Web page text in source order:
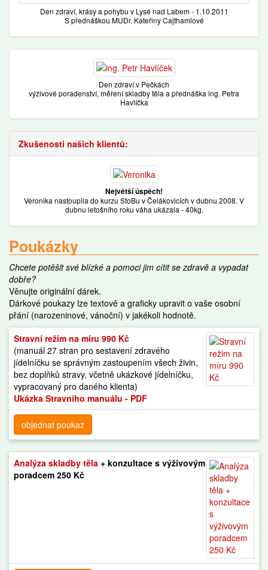
Den zdraví, krásy a pohybu v Lysé nad Labem - 1.10.2011
S přednáškou MUDr. Kateřiny Cajthamlové
Den zdraví v Pečkách
výživové poradenství, měření skladby těla a přednáška ing. Petra
Havlíčka
Zkušenosti našich klientů:
Největší úspěch!
Veronika nastoupila do kurzu StoBu v Čelákovicích v dubnu 2008. V
dubnu letošního roku váha ukázala - 40kg.
Poukázky
Chcete potěšit své blízké a pomoci jim cítit se zdravě a vypadat
dobře?
Věnujte originální dárek.
Dárkové poukazy lze textově a graficky upravit o vaše osobní
přání (narozeninové, vánoční) v jakékoli hodnotě.
Stravní režim na míru 990 Kč
(manuál 27 stran pro sestavení zdravého
jídelníčku se správným zastoupením všech živin,
bez doplňků stravy, včetně ukázkové jídelníčku,
vypracovaný pro daného klienta)
Ukázka Stravního manuálu - PDF
objednat poukaz
Analýza skladby těla + konzultace s výživovým
poradcem 250 Kč